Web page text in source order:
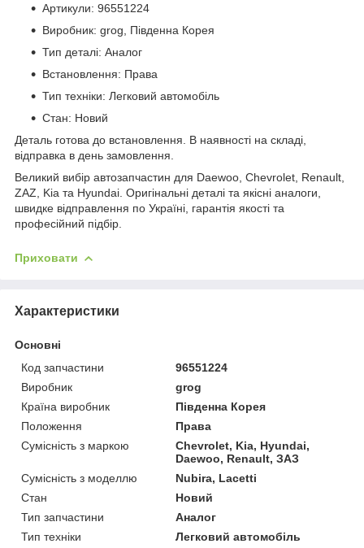
Артикули: 96551224
Виробник: grog, Південна Корея
Тип деталі: Аналог
Встановлення: Права
Тип техніки: Легковий автомобіль
Стан: Новий
Деталь готова до встановлення. В наявності на складі,
відправка в день замовлення.
Великий вибір автозапчастин для Daewoo, Chevrolet, Renault,
ZAZ, Kia та Hyundai. Оригінальні деталі та якісні аналоги,
швидке відправлення по Україні, гарантія якості та
професійний підбір.
Приховати
Характеристики
Основні
Код запчастини
96551224
Виробник
grog
Країна виробник
Південна Корея
Положення
Права
Сумісність з маркою
Chevrolet, Kia, Hyundai,
Daewoo, Renault, ЗАЗ
Сумісність з моделлю
Nubira, Lacetti
Стан
Новий
Тип запчастини
Аналог
Тип техніки
Легковий автомобіль